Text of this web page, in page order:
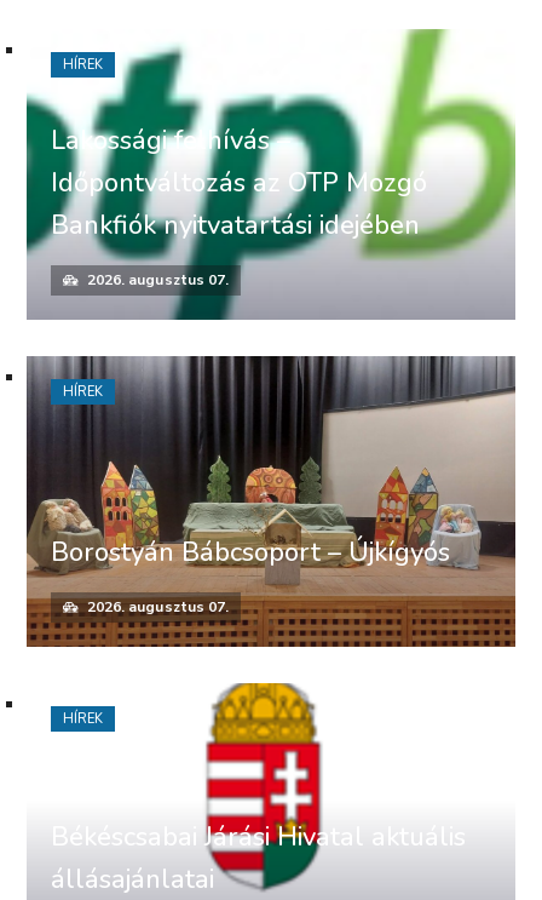
Lakossági felhívás –
Időpontváltozás az OTP Mozgó
Bankfiók nyitvatartási idejében
2026. augusztus 07.
HÍREK
Borostyán Bábcsoport – Újkígyós
2026. augusztus 07.
HÍREK
Békéscsabai Járási Hivatal aktuális
állásajánlatai
HÍREK